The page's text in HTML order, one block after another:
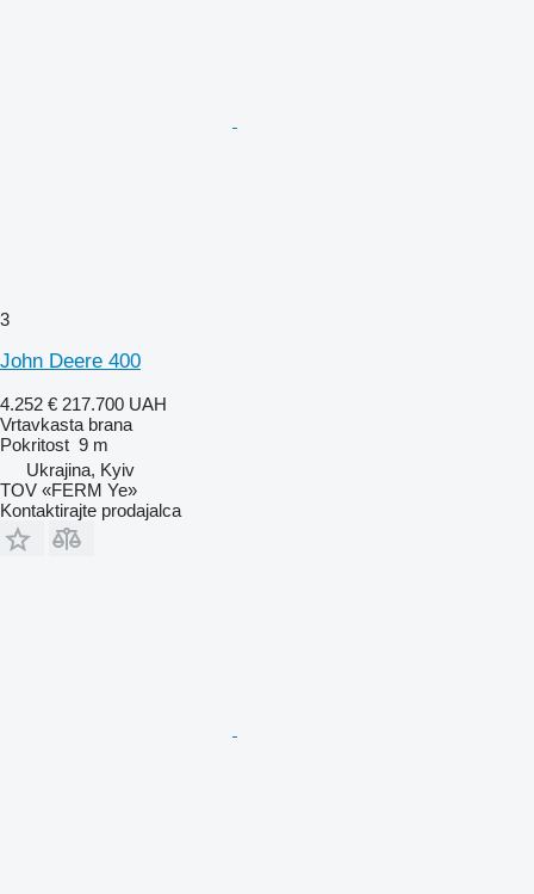
3
John Deere 400
4.252 € 217.700 UAH
Vrtavkasta brana
Pokritost 9 m
Ukrajina, Kyiv
TOV «FERM Ye»
Kontaktirajte prodajalca